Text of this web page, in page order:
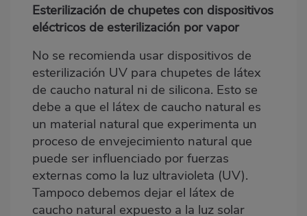
Esterilización de chupetes con dispositivos
eléctricos de esterilización por vapor
No se recomienda usar dispositivos de
esterilización UV para chupetes de látex
de caucho natural ni de silicona. Esto se
debe a que el látex de caucho natural es
un material natural que experimenta un
proceso de envejecimiento natural que
puede ser influenciado por fuerzas
externas como la luz ultravioleta (UV).
Tampoco debemos dejar el látex de
caucho natural expuesto a la luz solar